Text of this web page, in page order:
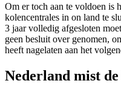
Om er toch aan te voldoen is
kolencentrales in on land te
3 jaar volledig afgesloten
geen besluit over genomen,
heeft nagelaten aan het
Nederland mist de